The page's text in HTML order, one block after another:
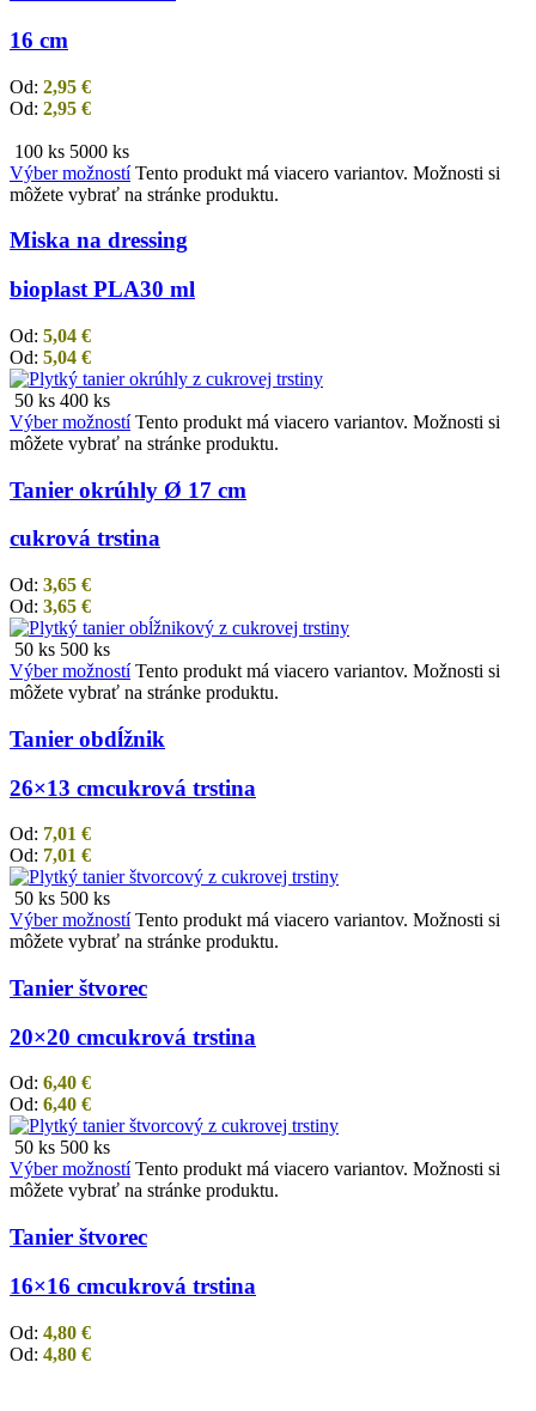
16 cm
Od: 2,95 €
Od: 2,95 €
100 ks 5000 ks
Výber možností Tento produkt má viacero variantov. Možnosti si
môžete vybrať na stránke produktu.
Miska na dressing
bioplast PLA30 ml
Od: 5,04 €
Od: 5,04 €
50 ks 400 ks
Výber možností Tento produkt má viacero variantov. Možnosti si
môžete vybrať na stránke produktu.
Tanier okrúhly Ø 17 cm
cukrová trstina
Od: 3,65 €
Od: 3,65 €
50 ks 500 ks
Výber možností Tento produkt má viacero variantov. Možnosti si
môžete vybrať na stránke produktu.
Tanier obdĺžnik
26×13 cmcukrová trstina
Od: 7,01 €
Od: 7,01 €
50 ks 500 ks
Výber možností Tento produkt má viacero variantov. Možnosti si
môžete vybrať na stránke produktu.
Tanier štvorec
20×20 cmcukrová trstina
Od: 6,40 €
Od: 6,40 €
50 ks 500 ks
Výber možností Tento produkt má viacero variantov. Možnosti si
môžete vybrať na stránke produktu.
Tanier štvorec
16×16 cmcukrová trstina
Od: 4,80 €
Od: 4,80 €